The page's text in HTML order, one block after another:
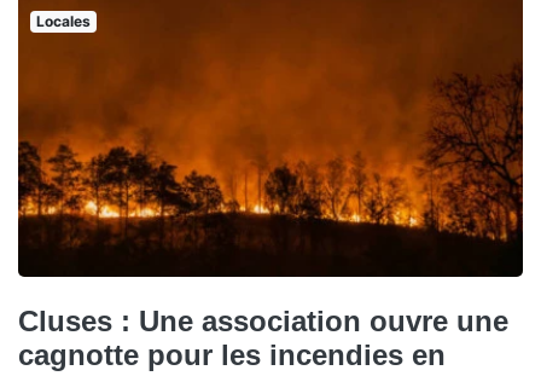
Locales
Cluses : Une association ouvre une
cagnotte pour les incendies en